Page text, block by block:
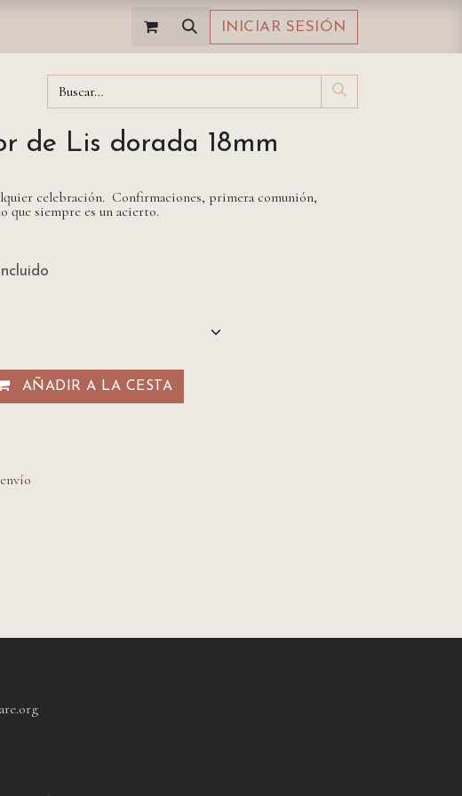
INICIAR SESIÓN
de Lis dorada 18mm
celebración. Confirmaciones, primera comunión,
que siempre es un acierto.
AÑADIR A LA CESTA​​